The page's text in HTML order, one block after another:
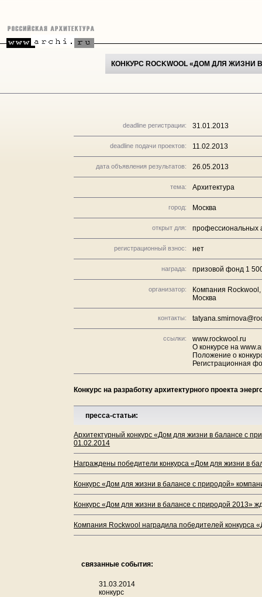
КОНКУРС ROCKWOOL «ДОМ ДЛЯ
deadline регистрации: 31.01.2013
deadline подачи проектов: 11.02.2013
дата объявления результатов: 26.05.2013
тема: Архитектура
город: Москва
открыт для: профессиональных
регистрационный взнос: нет
награда: призовой фонд 1
организатор: Компания Rockwool
Москва
контакты:
ссылки:
www.rockwool.ru
О конкурсе на
Положение о
Регистрационная
Конкурс на разработку архитектурного проекта
пресса-статьи:
Архитектурный конкурс «Дом для жизни в балансе с
01.02.2014
Награждены победители конкурса «Дом для жизни в
Конкурс «Дом для жизни в балансе с природой»
Конкурс «Дом для жизни в балансе с природой 2013»
Компания Rockwool наградила победителей конкурса
связанные события:
31.03.2014
конкурс